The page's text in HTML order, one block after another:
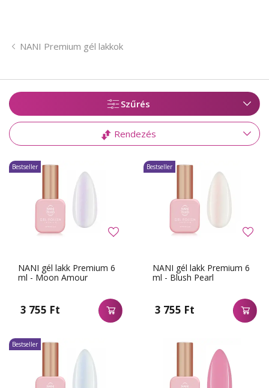
NANI Premium gél lakkok
Szűrés
Rendezés
NANI gél lakk Premium 6
ml - Moon Amour
3 755 Ft
Bestseller
NANI gél lakk Premium 6
ml - Blush Pearl
3 755 Ft
Bestseller
Bestseller